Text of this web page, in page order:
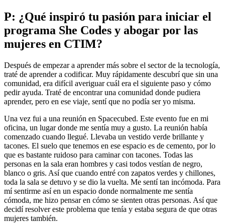
P: ¿Qué inspiró tu pasión para iniciar el
programa She Codes y abogar por las
mujeres en CTIM?
Después de empezar a aprender más sobre el sector de la tecnología,
traté de aprender a codificar. Muy rápidamente descubrí que sin una
comunidad, era difícil averiguar cuál era el siguiente paso y cómo
pedir ayuda. Traté de encontrar una comunidad donde pudiera
aprender, pero en ese viaje, sentí que no podía ser yo misma.
Una vez fui a una reunión en Spacecubed. Este evento fue en mi
oficina, un lugar donde me sentía muy a gusto. La reunión había
comenzado cuando llegué. Llevaba un vestido verde brillante y
tacones. El suelo que tenemos en ese espacio es de cemento, por lo
que es bastante ruidoso para caminar con tacones. Todas las
personas en la sala eran hombres y casi todos vestían de negro,
blanco o gris. Así que cuando entré con zapatos verdes y chillones,
toda la sala se detuvo y se dio la vuelta. Me sentí tan incómoda. Para
mí sentirme así en un espacio donde normalmente me sentía
cómoda, me hizo pensar en cómo se sienten otras personas. Así que
decidí resolver este problema que tenía y estaba segura de que otras
mujeres también.